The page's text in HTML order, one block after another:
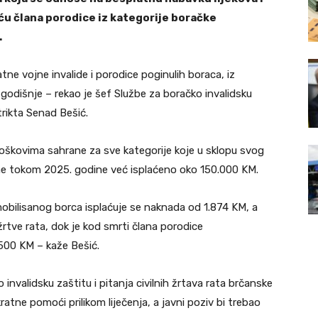
člana porodice iz kategorije boračke
vojne invalide i porodice poginulih boraca, iz
– rekao je šef Službe za boračko invalidsku
Senad Bešić.
sahrane za sve kategorije koje u sklopu svog
tokom 2025. godine već isplaćeno oko 150.000 KM.
borca isplaćuje se naknada od 1.874 KM, a
rata, dok je kod smrti člana porodice
KM – kaže Bešić.
zaštitu i pitanja civilnih žrtava rata brčanske
pomoći prilikom liječenja, a javni poziv bi trebao